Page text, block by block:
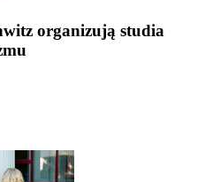
organizują studia